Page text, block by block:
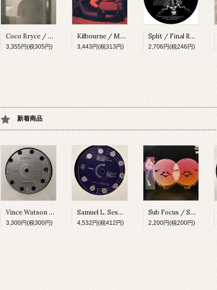
Coco Bryce / My Space [PRSPCT299][2023]
3,355円(税305円)
Kilbourne / Milkshake [PRSPCT304][2023]
3,443円(税313円)
Split / Final Round EP [SUBV03][2023]
2,706円(税246円)
新着商品
Vince Watson / 2nd Innovations EP [rot97008][1997]
3,300円(税300円)
Samuel L. Session / Funk De Luxe [rot0022][1999]
4,532円(税412円)
Sub Focus / Stomp -Only disc 1- [RAMM100][2011]
2,200円(税200円)